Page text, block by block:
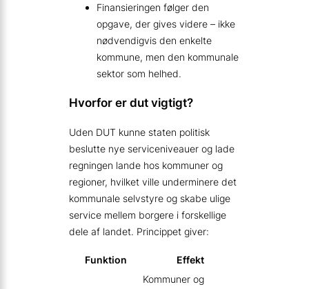
Finansieringen følger den
opgave, der gives videre – ikke
nødvendigvis den enkelte
kommune, men den kommunale
sektor som helhed.
Hvorfor er dut vigtigt?
Uden DUT kunne staten politisk
beslutte nye serviceniveauer og lade
regningen lande hos kommuner og
regioner, hvilket ville underminere det
kommunale selvstyre og skabe ulige
service mellem borgere i forskellige
dele af landet. Princippet giver:
Funktion Effekt
Kommuner og